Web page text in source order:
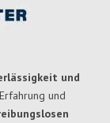
und
und